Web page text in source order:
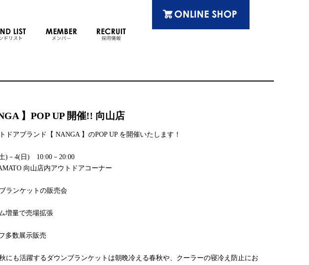
】POP UP 開催!! 向山店
ドアブランド【 NANGA 】のPOP UP を開催いたします！
)－4(日) 10:00－20:00
向山店内アウトドアコーナー
ランケットの販売会
増量で売場拡張
多数展示販売
にも活躍するダウンブランケットは朝晩冷える春秋や、クーラーの寝冷え防止にお